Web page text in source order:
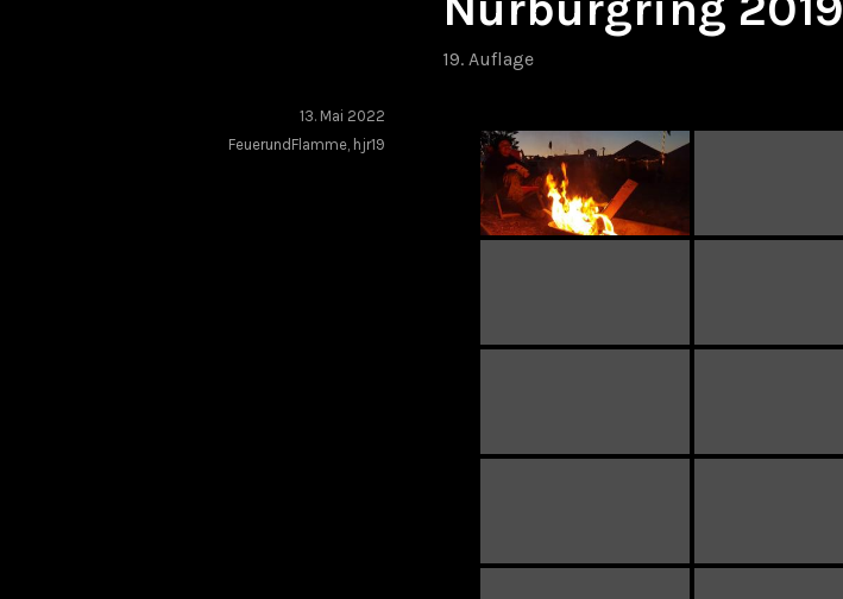
19. Auflage
13. Mai 2022
FeuerundFlamme, hjr19